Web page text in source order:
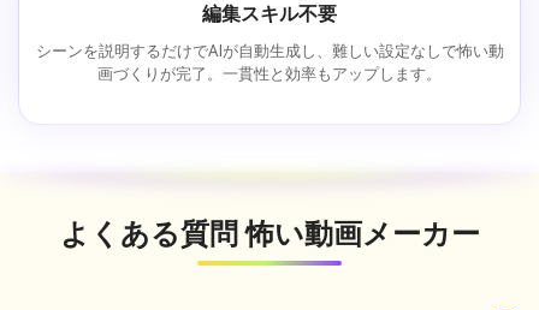
編集スキル不要
シーンを説明するだけでAIが自動生成し、難しい設定なしで怖い動
画づくりが完了。一貫性と効率もアップします。
よくある質問怖い動画メーカー